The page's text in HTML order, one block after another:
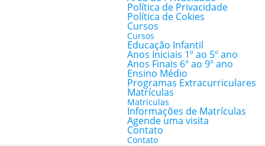
Política de Privacidade
Política de Cokies
Cursos
Cursos
Educação Infantil
Anos Iniciais 1º ao 5º ano
Anos Finais 6º ao 9º ano
Ensino Médio
Programas Extracurriculares
Matrículas
Matrículas
Informações de Matrículas
Agende uma visita
Contato
Contato